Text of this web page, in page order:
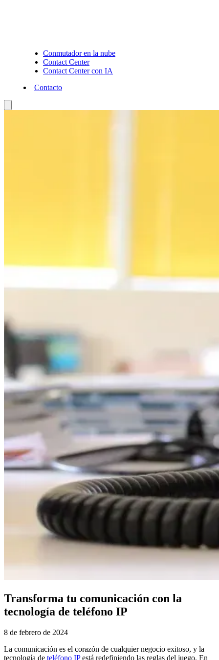
Conmutador en la nube
Contact Center
Contact Center con IA
Contacto
Transforma tu comunicación con la
tecnología de teléfono IP
8 de febrero de 2024
La comunicación es el corazón de cualquier negocio exitoso, y la
tecnología de teléfono IPestá redefiniendo las reglas del juego. En